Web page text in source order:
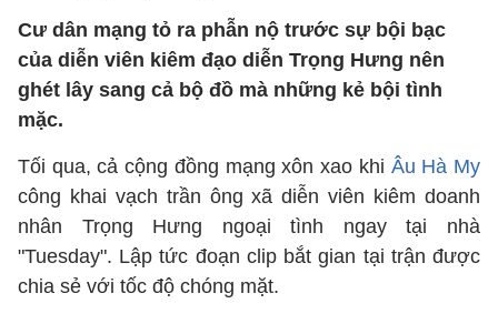
Cư dân mạng tỏ ra phẫn nộ trước sự bội bạc
của diễn viên kiêm đạo diễn Trọng Hưng nên
ghét lây sang cả bộ đồ mà những kẻ bội tình
mặc.
Tối qua, cả cộng đồng mạng xôn xao khi Âu Hà My
công khai vạch trần ông xã diễn viên kiêm doanh
nhân Trọng Hưng ngoại tình ngay tại nhà
"Tuesday". Lập tức đoạn clip bắt gian tại trận được
chia sẻ với tốc độ chóng mặt.